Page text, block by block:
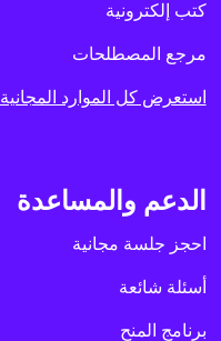
كتب إلكترونية
مرجع المصطلحات
استعرض كل الموارد المجانية
الدعم والمساعدة
احجز جلسة مجانية
أسئلة شائعة
برنامج المنح